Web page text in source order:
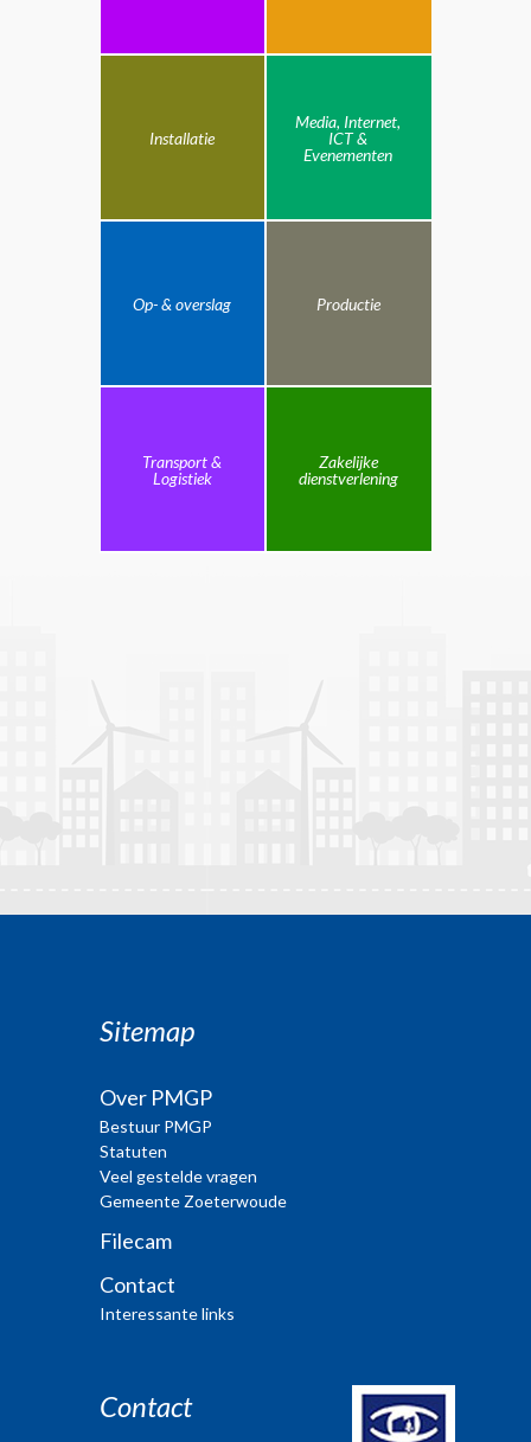
Installatie
Media, Internet,
ICT &
Evenementen
Op- & overslag Productie
Transport &
Logistiek
Zakelijke
dienstverlening
Sitemap
Over PMGP
Bestuur PMGP
Statuten
Veel gestelde vragen
Gemeente Zoeterwoude
Filecam
Contact
Interessante links
Contact